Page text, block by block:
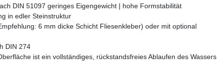
DIN 51097 geringes Eigengewicht | hohe Formstabilität
in edler Steinstruktur
6 mm dicke Schicht Fliesenkleber) oder mit optional
DIN 274
ist ein vollständiges, rückstandsfreies Ablaufen des Wassers